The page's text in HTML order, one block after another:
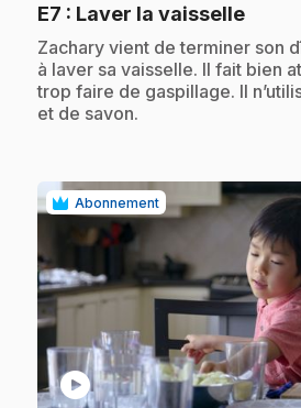
E7 : Laver la vaisselle.
.Zachary vient de terminer son
à laver sa vaisselle. Il fait bien
trop faire de gaspillage. Il
et de savon.
Abonnement
play_circle